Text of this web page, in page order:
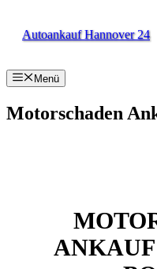
InhaltAutoankauf Hannover 24
Menü
Motorschaden